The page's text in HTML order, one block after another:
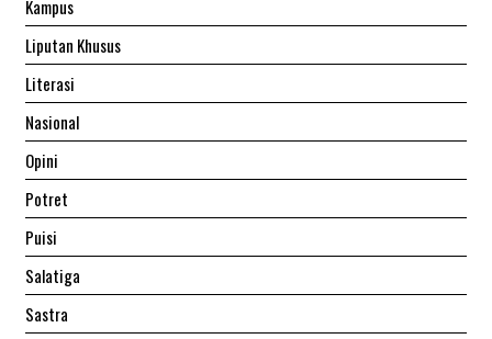
Kampus
Liputan Khusus
Literasi
Nasional
Opini
Potret
Puisi
Salatiga
Sastra